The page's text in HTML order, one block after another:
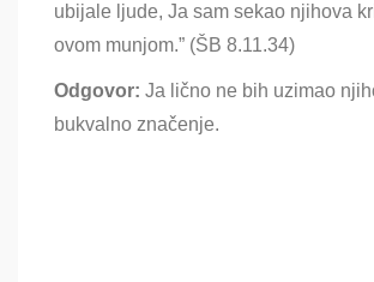
ubijale ljude, Ja sam sekao njihova
ovom munjom.” (ŠB 8.11.34)
Odgovor: Ja lično ne bih uzimao
bukvalno značenje.